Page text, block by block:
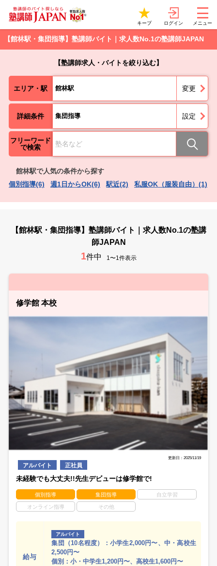
キープ ログイン メニュー
【館林駅・集団指導】塾講師バイト｜求人数No.1の塾講師JAPAN
【塾講師求人・バイトを絞り込む】
エリア・駅 館林駅 変更
詳細条件 集団指導 設定
フリーワード
で検索
館林駅で人気の条件から探す
個別指導(6)
週1日からOK(6) 駅近(2) 私服OK（服装自由）(1)
【館林駅・集団指導】塾講師バイト｜求人数No.1の塾講
師JAPAN
1件中 1〜1件表示
修学館 本校
更新日：2025/11/19
アルバイト 正社員
未経験でも大丈夫!!先生デビューは修学館で!
個別指導 集団指導 自立学習
オンライン指導 その他
給与
アルバイト
集団（10名程度）：小学生2,000円〜、中・高校生
2,500円〜
個別：小・中学生1,200円〜、高校生1,600円〜